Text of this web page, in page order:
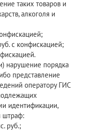
таких товаров и
алкоголя и
с конфискацией;
нарушение порядка
представление
оператору ГИС
идентификации,
штраф:
руб.;